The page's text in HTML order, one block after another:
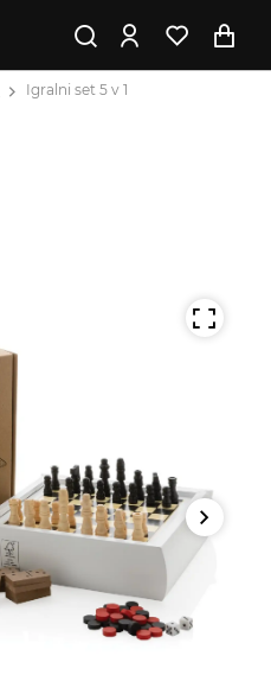
Igralni set 5 v 1